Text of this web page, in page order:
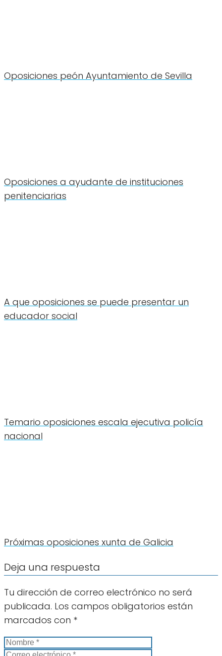
Oposiciones peón Ayuntamiento de Sevilla
Oposiciones a ayudante de instituciones
penitenciarias
A que oposiciones se puede presentar un
educador social
Temario oposiciones escala ejecutiva policía
nacional
Próximas oposiciones xunta de Galicia
Deja una respuesta
Tu dirección de correo electrónico no será
publicada. Los campos obligatorios están
marcados con *